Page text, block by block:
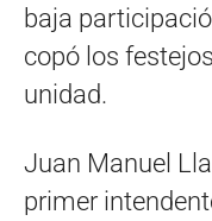
baja
copó los
unidad.
Juan Manuel
primer